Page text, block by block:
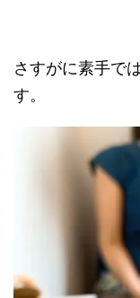
さすがに素手で
す。